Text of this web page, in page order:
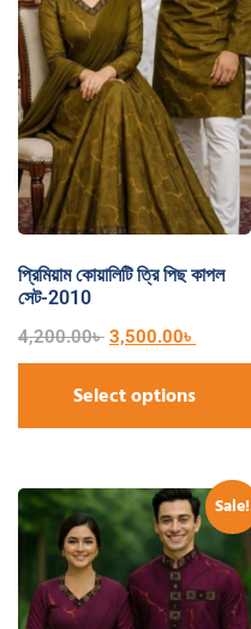
প্রিমিয়াম কোয়ালিটি ত্রি পিছ কাপল
সেট-2010
4,200.00৳ 3,500.00৳
Select options
Sale!